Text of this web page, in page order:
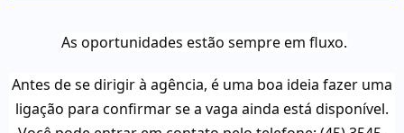
As oportunidades estão sempre em fluxo.
Antes de se dirigir à agência, é uma boa ideia fazer uma
ligação para confirmar se a vaga ainda está disponível.